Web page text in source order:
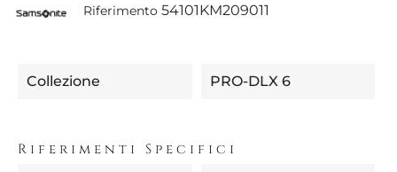
Riferimento 54101KM209011
Collezione PRO-DLX 6
Riferimenti Specifici